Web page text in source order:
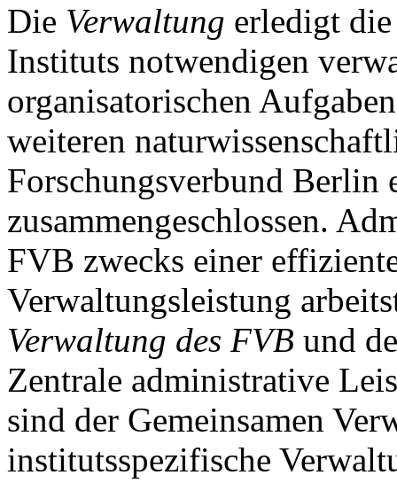
Die Verwaltung erledigt
Instituts notwendigen
organisatorischen
weiteren
Forschungsverbund
zusammengeschlossen.
FVB zwecks einer
Verwaltungsleistung
Verwaltung des FVB und
Zentrale administrative
sind der Gemeinsamen
institutsspezifische